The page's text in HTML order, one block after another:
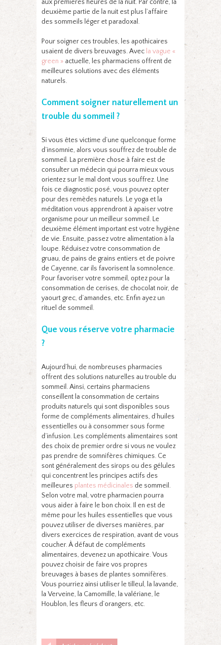
aux premières heures de la nuit. Par contre, la
deuxième partie de la nuit est plus l’affaire
des sommeils léger et paradoxal.
Pour soigner ces troubles, les apothicaires
usaient de divers breuvages. Avec la vague «
green » actuelle, les pharmaciens offrent de
meilleures solutions avec des éléments
naturels.
Comment soigner naturellement un
trouble du sommeil ?
Si vous êtes victime d’une quelconque forme
d’insomnie, alors vous souffrez de trouble de
sommeil. La première chose à faire est de
consulter un médecin qui pourra mieux vous
orientez sur le mal dont vous souffrez. Une
fois ce diagnostic posé, vous pouvez opter
pour des remèdes naturels. Le yoga et la
méditation vous apprendront à apaiser votre
organisme pour un meilleur sommeil. Le
deuxième élément important est votre hygiène
de vie. Ensuite, passez votre alimentation à la
loupe. Réduisez votre consommation de
gruau, de pains de grains entiers et de poivre
de Cayenne, car ils favorisent la somnolence.
Pour favoriser votre sommeil, optez pour la
consommation de cerises, de chocolat noir, de
yaourt grec, d’amandes, etc. Enfin ayez un
rituel de sommeil.
Que vous réserve votre pharmacie
?
Aujourd’hui, de nombreuses pharmacies
offrent des solutions naturelles au trouble du
sommeil. Ainsi, certains pharmaciens
conseillent la consommation de certains
produits naturels qui sont disponibles sous
forme de compléments alimentaires, d’huiles
essentielles ou à consommer sous forme
d’infusion. Les compléments alimentaires sont
des choix de premier ordre si vous ne voulez
pas prendre de somnifères chimiques. Ce
sont généralement des sirops ou des gélules
qui concentrent les principes actifs des
meilleures plantes médicinales de sommeil.
Selon votre mal, votre pharmacien pourra
vous aider à faire le bon choix. Il en est de
même pour les huiles essentielles que vous
pouvez utiliser de diverses manières, par
divers exercices de respiration, avant de vous
coucher. À défaut de compléments
alimentaires, devenez un apothicaire. Vous
pouvez choisir de faire vos propres
breuvages à bases de plantes somnifères.
Vous pourriez ainsi utiliser le tilleul, la lavande,
la Verveine, la Camomille, la valériane, le
Houblon, les fleurs d’orangers, etc.